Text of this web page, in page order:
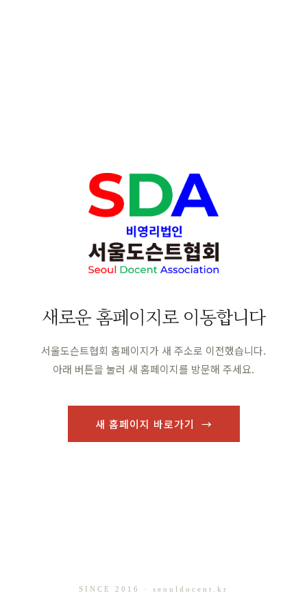
새로운 홈페이지로 이동합니다
서울도슨트협회 홈페이지가 새 주소로 이전했습니다.
아래 버튼을 눌러 새 홈페이지를 방문해 주세요.
새 홈페이지 바로가기 →
SINCE 2016 · seouldocent.kr